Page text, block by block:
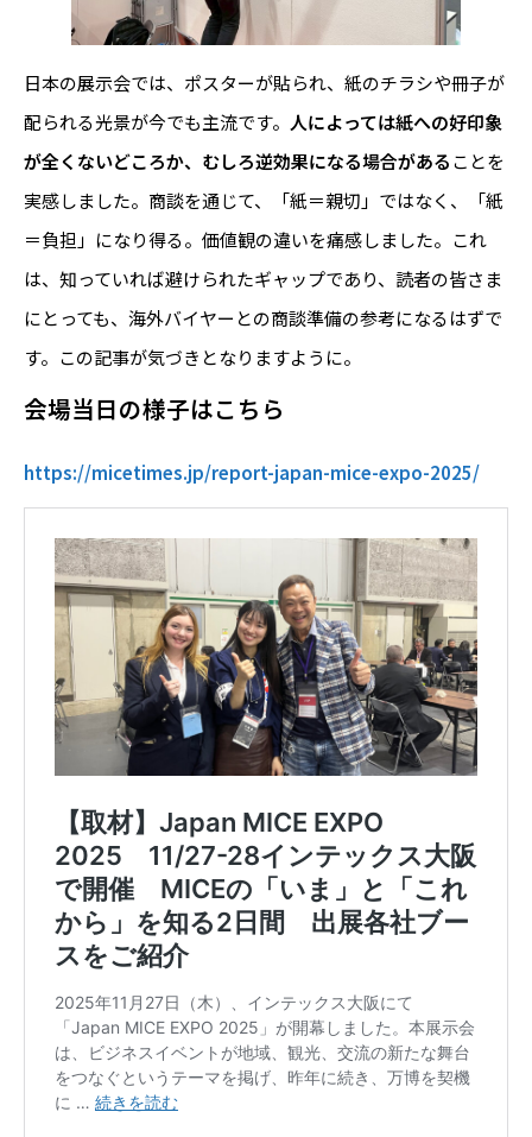
日本の展示会では、ポスターが貼られ、紙のチラシや冊子が
配られる光景が今でも主流です。 人によっては紙への好印象
が全くないどころか、むしろ逆効果になる場合があることを
実感しました。商談を通じて、「紙＝親切」ではなく、「紙
＝負担」になり得る。価値観の違いを痛感しました。これ
は、知っていれば避けられたギャップであり、読者の皆さま
にとっても、海外バイヤーとの商談準備の参考になるはずで
す。この記事が気づきとなりますように。
会場当日の様子はこちら
https://micetimes.jp/report-japan-mice-expo-2025/